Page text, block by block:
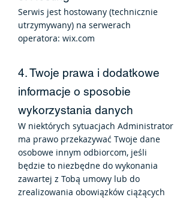
Serwis jest hostowany (technicznie
utrzymywany) na serwerach
operatora: wix.com
4. Twoje prawa i dodatkowe
informacje o sposobie
wykorzystania danych
W niektórych sytuacjach Administrator
ma prawo przekazywać Twoje dane
osobowe innym odbiorcom, jeśli
będzie to niezbędne do wykonania
zawartej z Tobą umowy lub do
zrealizowania obowiązków ciążących